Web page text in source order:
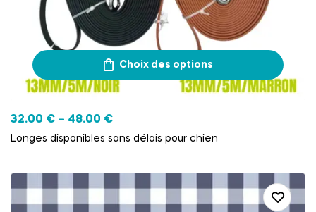
Choix des options
32.00 € – 48.00 €
Longes disponibles sans délais pour chien